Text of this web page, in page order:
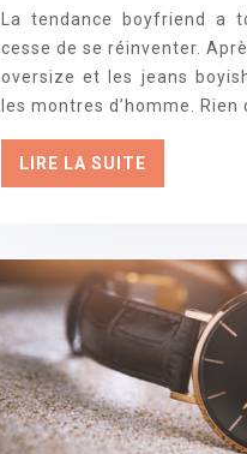
La tendance boyfriend a
cesse de se réinventer.
oversize et les jeans
les montres d’homme.
LIRE LA SUITE